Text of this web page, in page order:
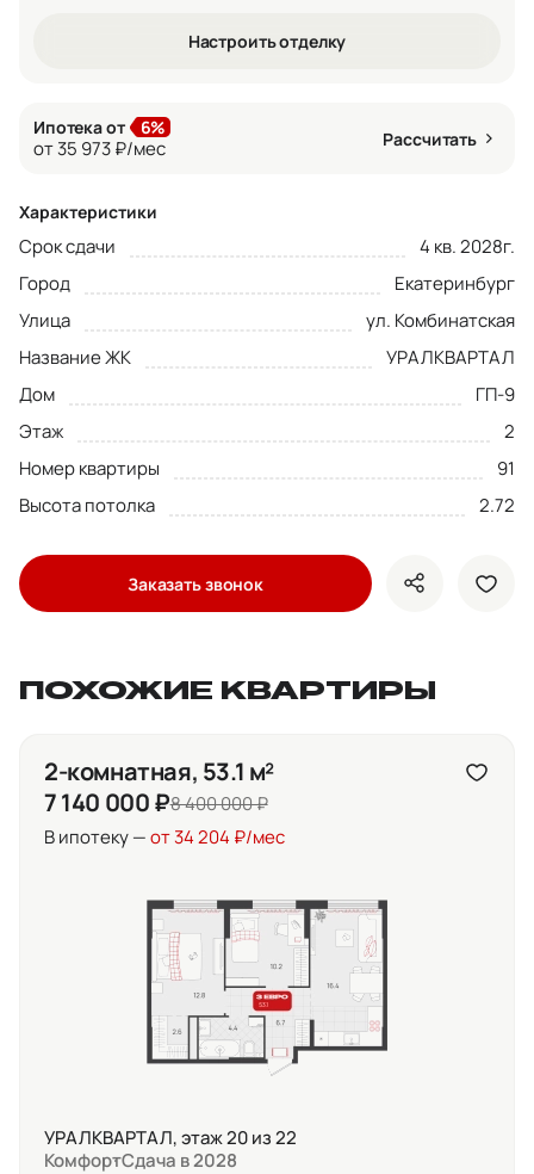
Настроить отделку
Ипотека от 6%
от 35 973 ₽/мес Рассчитать
Характеристики
Срок сдачи
4 кв. 2028г.
Город
Екатеринбург
Улица
ул. Комбинатская
Название ЖК
УРАЛКВАРТАЛ
Дом
ГП-9
Этаж
2
Номер квартиры
91
Высота потолка
2.72
Заказать звонок показать
ПОХОЖИЕ КВАРТИРЫ
2-комнатная, 53.1 м²
7 140 000 ₽8 400 000 ₽
В ипотеку —от 34 204 ₽/мес
УРАЛКВАРТАЛ, этаж 20 из 22
КомфортСдача в 2028